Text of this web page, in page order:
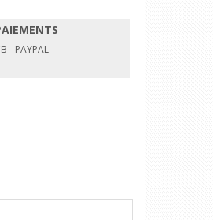
- PAYPAL